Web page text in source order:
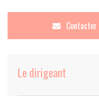
Contacter
Le dirigeant